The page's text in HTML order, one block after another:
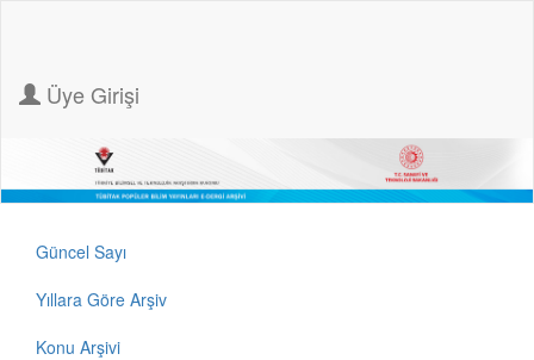
Üye Girişi
Güncel Sayı
Yıllara Göre Arşiv
Konu Arşivi